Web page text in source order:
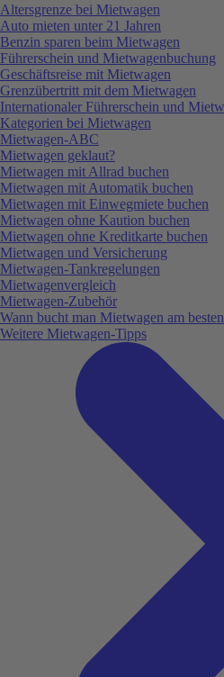
Altersgrenze bei Mietwagen
Auto mieten unter 21 Jahren
Benzin sparen beim Mietwagen
Führerschein und Mietwagenbuchung
Geschäftsreise mit Mietwagen
Grenzübertritt mit dem Mietwagen
Internationaler Führerschein und
Kategorien bei Mietwagen
Mietwagen-ABC
Mietwagen geklaut?
Mietwagen mit Allrad buchen
Mietwagen mit Automatik buchen
Mietwagen mit Einwegmiete buchen
Mietwagen ohne Kaution buchen
Mietwagen ohne Kreditkarte buchen
Mietwagen und Versicherung
Mietwagen-Tankregelungen
Mietwagenvergleich
Mietwagen-Zubehör
Wann bucht man Mietwagen am
Weitere Mietwagen-Tipps